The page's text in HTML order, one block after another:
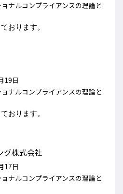
ョナルコンプライアンスの理論と
おります。
19日
ョナルコンプライアンスの理論と
おります。
グ株式会社
17日
ョナルコンプライアンスの理論と